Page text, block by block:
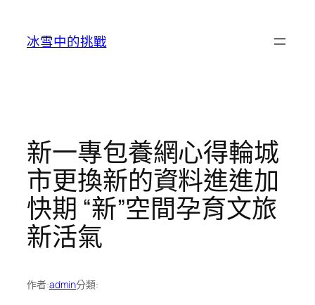
冰雪中的挑戰
新一專包養網心得輪城
市更換新的資料進進加
快期 “新”空間孕育文旅
新活氣
作者:admin分類: